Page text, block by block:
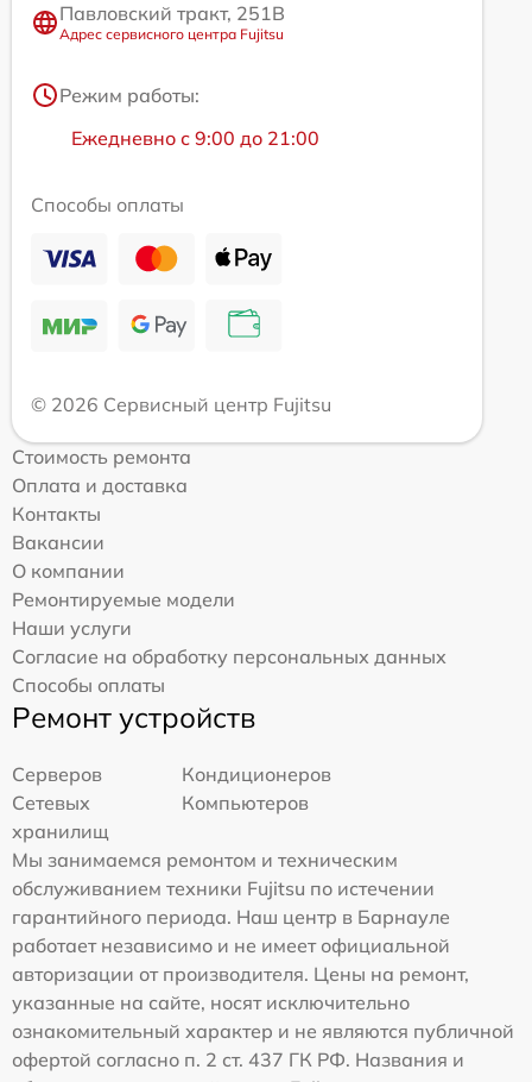
Павловский тракт, 251В
Адрес сервисного центра Fujitsu
Режим работы:
Ежедневно с 9:00 до 21:00
Способы оплаты
© 2026 Сервисный центр Fujitsu
Стоимость ремонта
Оплата и доставка
Контакты
Вакансии
О компании
Ремонтируемые модели
Наши услуги
Согласие на обработку персональных данных
Способы оплаты
Ремонт устройств
Серверов
Кондиционеров
Сетевых
хранилищ
Компьютеров
Мы занимаемся ремонтом и техническим
обслуживанием техники Fujitsu по истечении
гарантийного периода. Наш центр в Барнауле
работает независимо и не имеет официальной
авторизации от производителя. Цены на ремонт,
указанные на сайте, носят исключительно
ознакомительный характер и не являются публичной
офертой согласно п. 2 ст. 437 ГК РФ. Названия и